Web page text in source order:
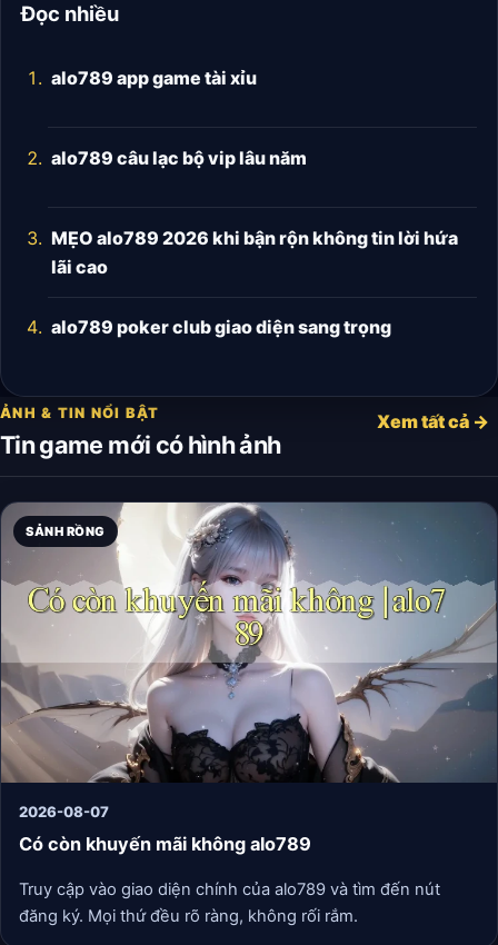
Đọc nhiều
alo789 app game tài xỉu
alo789 câu lạc bộ vip lâu năm
MẸO alo789 2026 khi bận rộn không tin lời hứa
lãi cao
alo789 poker club giao diện sang trọng
ẢNH & TIN NỔI BẬT
Tin game mới có hình ảnh
Xem tất cả →
SẢNH RỒNG
2026-08-07
Có còn khuyến mãi không alo789
Truy cập vào giao diện chính của alo789 và tìm đến nút
đăng ký. Mọi thứ đều rõ ràng, không rối rắm.